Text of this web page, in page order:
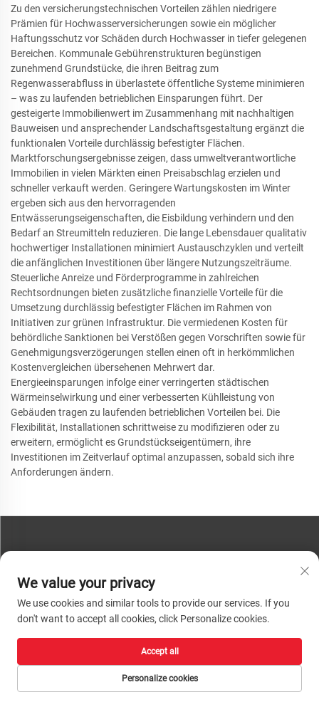
Zu den versicherungstechnischen Vorteilen zählen niedrigere
Prämien für Hochwasserversicherungen sowie ein möglicher
Haftungsschutz vor Schäden durch Hochwasser in tiefer gelegenen
Bereichen. Kommunale Gebührenstrukturen begünstigen
zunehmend Grundstücke, die ihren Beitrag zum
Regenwasserabfluss in überlastete öffentliche Systeme minimieren
– was zu laufenden betrieblichen Einsparungen führt. Der
gesteigerte Immobilienwert im Zusammenhang mit nachhaltigen
Bauweisen und ansprechender Landschaftsgestaltung ergänzt die
funktionalen Vorteile durchlässig befestigter Flächen.
Marktforschungsergebnisse zeigen, dass umweltverantwortliche
Immobilien in vielen Märkten einen Preisabschlag erzielen und
schneller verkauft werden. Geringere Wartungskosten im Winter
ergeben sich aus den hervorragenden
Entwässerungseigenschaften, die Eisbildung verhindern und den
Bedarf an Streumitteln reduzieren. Die lange Lebensdauer qualitativ
hochwertiger Installationen minimiert Austauschzyklen und verteilt
die anfänglichen Investitionen über längere Nutzungszeiträume.
Steuerliche Anreize und Förderprogramme in zahlreichen
Rechtsordnungen bieten zusätzliche finanzielle Vorteile für die
Umsetzung durchlässig befestigter Flächen im Rahmen von
Initiativen zur grünen Infrastruktur. Die vermiedenen Kosten für
behördliche Sanktionen bei Verstößen gegen Vorschriften sowie für
Genehmigungsverzögerungen stellen einen oft in herkömmlichen
Kostenvergleichen übersehenen Mehrwert dar.
Energieeinsparungen infolge einer verringerten städtischen
Wärmeinselwirkung und einer verbesserten Kühlleistung von
Gebäuden tragen zu laufenden betrieblichen Vorteilen bei. Die
Flexibilität, Installationen schrittweise zu modifizieren oder zu
erweitern, ermöglicht es Grundstückseigentümern, ihre
Investitionen im Zeitverlauf optimal anzupassen, sobald sich ihre
Anforderungen ändern.
Telefon:+86-13793890209
Tel.:+86-13793890209
Urheberrecht © 2026 Shandong Huacheng High-Tech Material Technology Co.,
Ltd. Alle Rechte vorbehalten. | Datenschutzrichtlinie
We value your privacy
We use cookies and similar tools to provide our services. If you
don't want to accept all cookies, click Personalize cookies.
Personalize cookies
Accept all